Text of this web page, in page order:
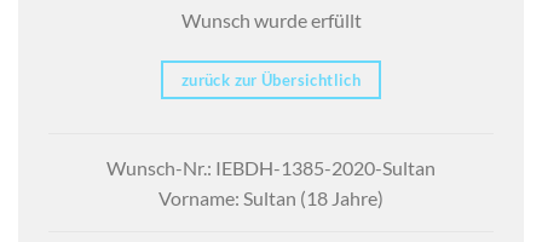
Wunsch wurde erfüllt
zurück zur Übersichtlich
Wunsch-Nr.: IEBDH-1385-2020-Sultan
Vorname: Sultan (18 Jahre)